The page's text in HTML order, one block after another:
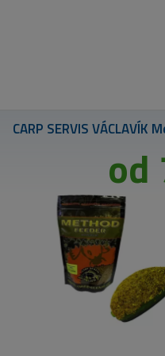
Shimano prut
3,25lb Cork
3 449 Kč